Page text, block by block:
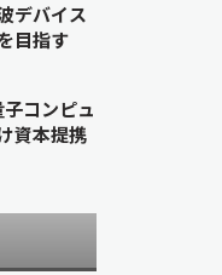
デバイス
目指す
コンピュ
資本提携